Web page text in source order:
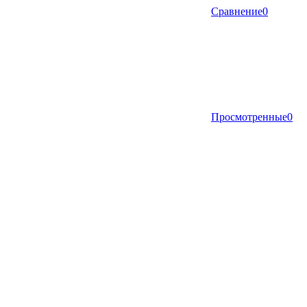
Сравнение0
Просмотренные0